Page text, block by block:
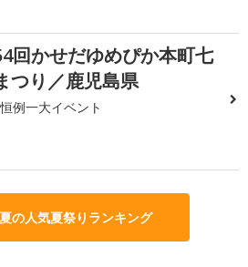
回かせだゆめぴか本町七
つり／鹿児島県
例一大イベント
の人気夏祭りランキング